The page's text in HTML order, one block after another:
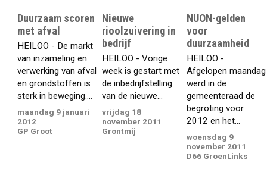
Duurzaam scoren
met afval
HEILOO - De markt
van inzameling en
verwerking van afval
en grondstoffen is
sterk in beweging....
maandag 9 januari
2012
GP Groot
Nieuwe
rioolzuivering in
bedrijf
HEILOO - Vorige
week is gestart met
de inbedrijfstelling
van de nieuwe...
vrijdag 18
november 2011
Grontmij
NUON-gelden
voor
duurzaamheid
HEILOO -
Afgelopen maandag
werd in de
gemeenteraad de
begroting voor
2012 en het...
woensdag 9
november 2011
D66 GroenLinks